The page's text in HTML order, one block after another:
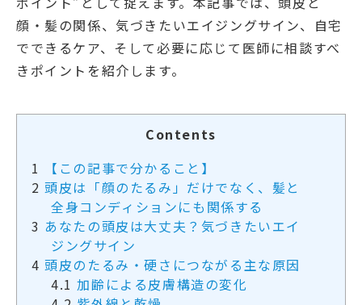
顔・髪の関係、気づきたいエイジングサイン、自宅
でできるケア、そして必要に応じて医師に相談すべ
きポイントを紹介します。
Contents
1
【この記事で分かること】
2 頭皮は「顔のたるみ」だけでなく、髪と
全身コンディションにも関係する
3 あなたの頭皮は大丈夫？気づきたいエイ
ジングサイン
4 頭皮のたるみ・硬さにつながる主な原因
4.1 加齢による皮膚構造の変化